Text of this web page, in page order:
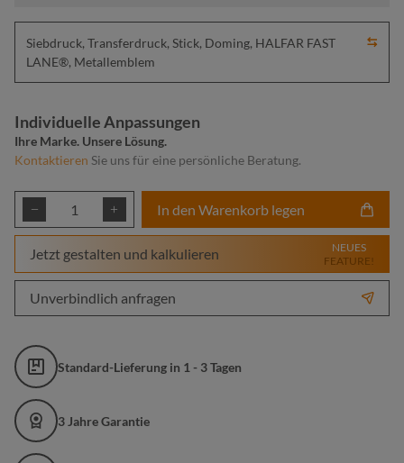
Siebdruck, Transferdruck, Stick, Doming, HALFAR FAST
LANE®, Metallemblem
Individuelle Anpassungen
Ihre Marke. Unsere Lösung.
Kontaktieren Sie uns für eine persönliche Beratung.
Produkt Anzahl: Gib den gewünschten
In den Warenkorb legen
Jetzt gestalten und kalkulieren
NEUES
FEATURE!
Unverbindlich anfragen
Standard-Lieferung in 1 - 3 Tagen
3 Jahre Garantie